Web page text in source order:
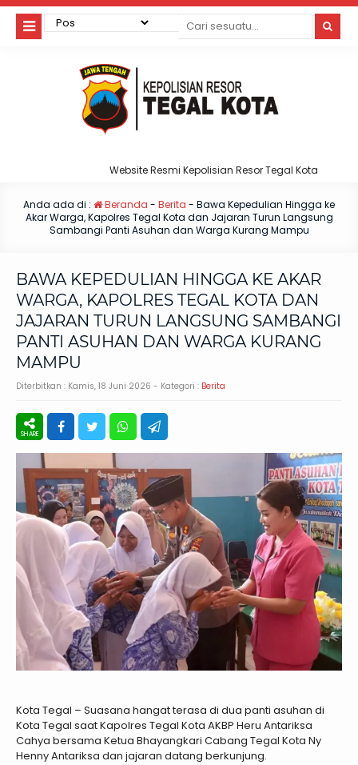
Website Resmi Kepolisian Resor Tegal Kota
Anda ada di : Beranda - Berita - Bawa Kepedulian Hingga ke
Akar Warga, Kapolres Tegal Kota dan Jajaran Turun Langsung
Sambangi Panti Asuhan dan Warga Kurang Mampu
BAWA KEPEDULIAN HINGGA KE AKAR
WARGA, KAPOLRES TEGAL KOTA DAN
JAJARAN TURUN LANGSUNG SAMBANGI
PANTI ASUHAN DAN WARGA KURANG
MAMPU
Diterbitkan : Kamis, 18 Juni 2026 - Kategori : Berita
Kota Tegal – Suasana hangat terasa di dua panti asuhan di
Kota Tegal saat Kapolres Tegal Kota AKBP Heru Antariksa
Cahya bersama Ketua Bhayangkari Cabang Tegal Kota Ny
Henny Antariksa dan jajaran datang berkunjung.